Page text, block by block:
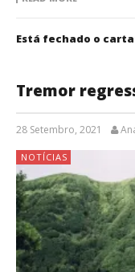
Está fechado o
Tremor
28 Setembro, 2021
NOTÍCIAS